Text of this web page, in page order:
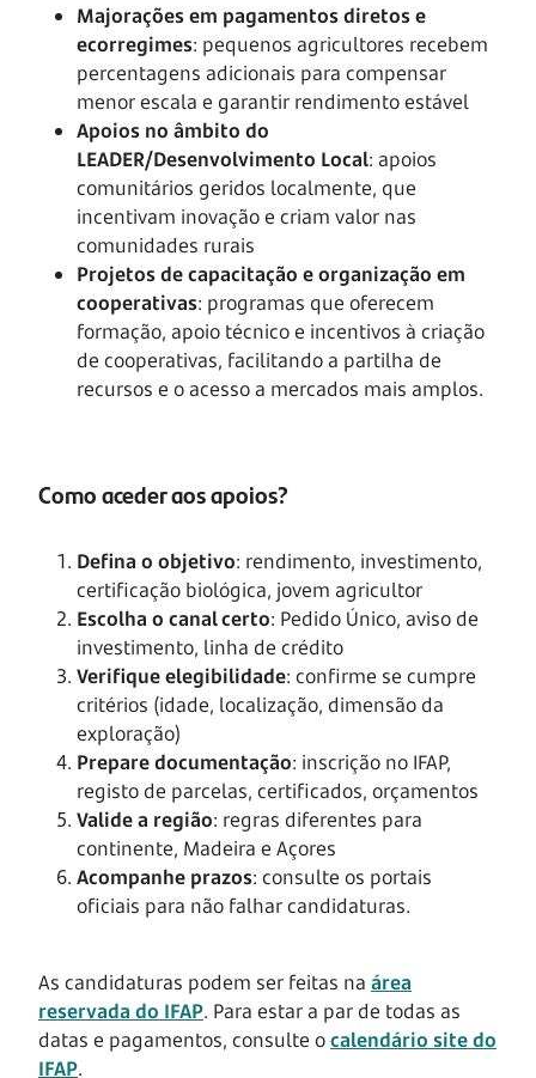
Majorações em pagamentos diretos e
ecorregimes: pequenos agricultores recebem
percentagens adicionais para compensar
menor escala e garantir rendimento estável
Apoios no âmbito do
LEADER/Desenvolvimento Local: apoios
comunitários geridos localmente, que
incentivam inovação e criam valor nas
comunidades rurais
Projetos de capacitação e organização em
cooperativas: programas que oferecem
formação, apoio técnico e incentivos à criação
de cooperativas, facilitando a partilha de
recursos e o acesso a mercados mais amplos.
Como aceder aos apoios?
Defina o objetivo: rendimento, investimento,
certificação biológica, jovem agricultor
Escolha o canal certo: Pedido Único, aviso de
investimento, linha de crédito
Verifique elegibilidade: confirme se cumpre
critérios (idade, localização, dimensão da
exploração)
Prepare documentação: inscrição no IFAP,
registo de parcelas, certificados, orçamentos
Valide a região: regras diferentes para
continente, Madeira e Açores
Acompanhe prazos: consulte os portais
oficiais para não falhar candidaturas.
As candidaturas podem ser feitas na área
reservada do IFAP. Para estar a par de todas as
datas e pagamentos, consulte ocalendário site do
IFAP.